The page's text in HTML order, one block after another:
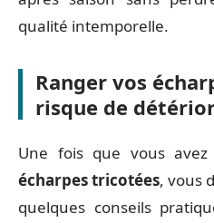
qualité intemporelle.
Ranger vos
risque de
Une fois que vous
écharpes tricotées, vous
quelques conseils